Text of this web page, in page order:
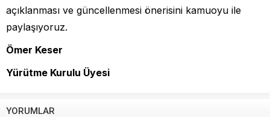
açıklanması ve güncellenmesi önerisini kamuoyu ile
paylaşıyoruz.
Ömer Keser
Yürütme Kurulu Üyesi
YORUMLAR